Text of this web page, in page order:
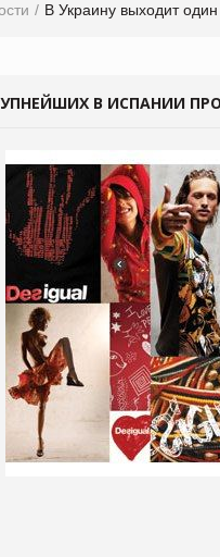
В Украину выходит
В ИСПАНИИ